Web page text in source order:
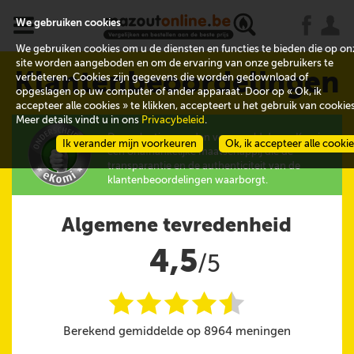
x
Klantenbeoordelingen
De evaluaties worden verzameld door eKomi,
een onafhankelijke maatschappij die de
transparantie en de authenticiteit van de
klantenbeoordelingen waarborgt.
Algemene tevredenheid
4,5/5
iiiii
@
Berekend gemiddelde op 8964 meningen
We gebruiken cookies
We gebruiken cookies om u de diensten en functies te bieden die op
site worden aangeboden en om de ervaring van onze gebruikers te
verbeteren. Cookies zijn gegevens die worden gedownload of
opgeslagen op uw computer of ander apparaat. Door op « Ok, ik
accepteer alle cookies » te klikken, accepteert u het gebruik van
Meer details vindt u in ons Privacybeleid .
Ok, ik accepteer alle
Ik verander mijn voorkeuren